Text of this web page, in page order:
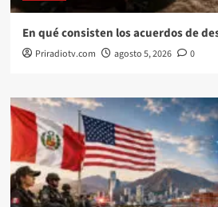
En qué consisten los acuerdos de
Priradiotv.com agosto 5, 2026 0